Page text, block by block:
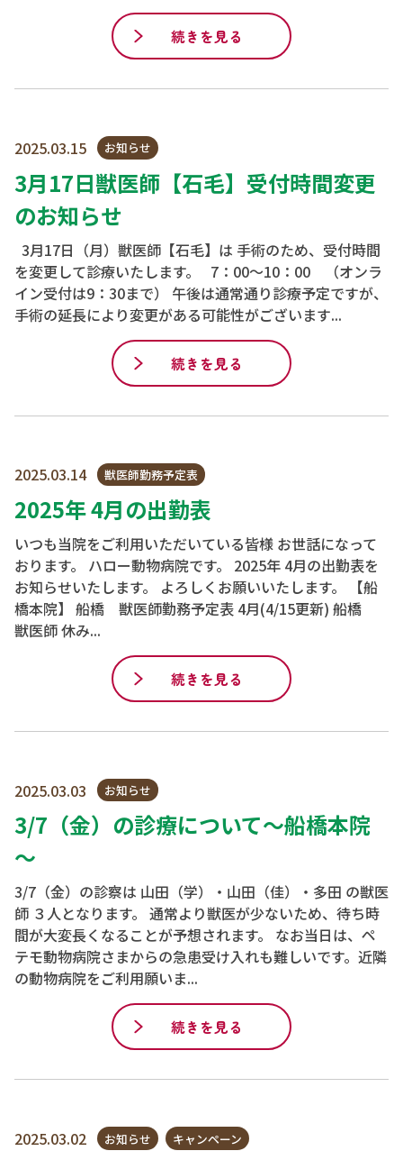
続きを見る
2025.03.15 お知らせ
3月17日獣医師【石毛】受付時間変更
のお知らせ
3月17日（月）獣医師【石毛】は 手術のため、受付時間
を変更して診療いたします。 7：00～10：00 （オンラ
イン受付は9：30まで） 午後は通常通り診療予定ですが、
手術の延長により変更がある可能性がございます...
続きを見る
2025.03.14 獣医師勤務予定表
2025年 4月の出勤表
いつも当院をご利用いただいている皆様 お世話になって
おります。 ハロー動物病院です。 2025年 4月の出勤表を
お知らせいたします。 よろしくお願いいたします。 【船
橋本院】 船橋 獣医師勤務予定表 4月(4/15更新) 船橋
獣医師 休み...
続きを見る
2025.03.03 お知らせ
3/7（金）の診療について～船橋本院
～
3/7（金）の診察は 山田（学）・山田（佳）・多田 の獣医
師 ３人となります。 通常より獣医が少ないため、待ち時
間が大変長くなることが予想されます。 なお当日は、ペ
テモ動物病院さまからの急患受け入れも難しいです。近隣
の動物病院をご利用願いま...
続きを見る
2025.03.02 お知らせ キャンペーン